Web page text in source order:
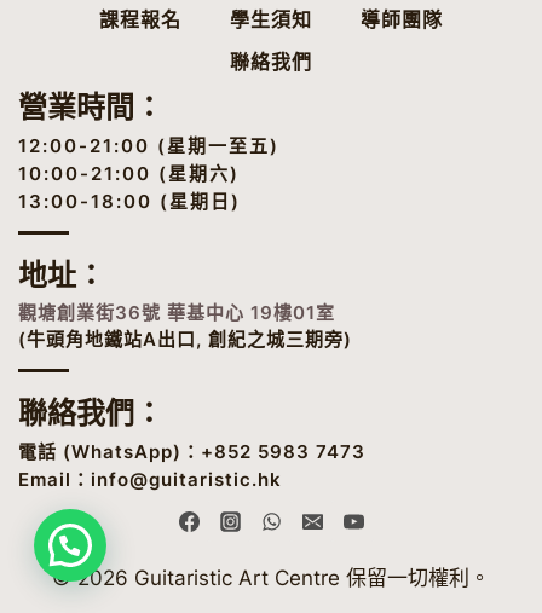
門
課程報名 學生須知
導師團隊
聯絡我們
營業時間：
12:00-21:00 (星期一至五)
10:00-21:00 (星期六)
13:00-18:00 (星期日)
地址：
觀塘創業街36號 華基中心 19樓01室
(牛頭角地鐵站A出口, 創紀之城三期旁)
聯絡我們：
電話 (WhatsApp)：+852 5983 7473
Email： info@guitaristic.hk
© 2026 Guitaristic Art Centre 保留一切權利。